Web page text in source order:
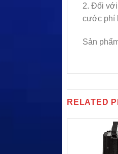
2. Đối với
cước phí
Sản
RELATED